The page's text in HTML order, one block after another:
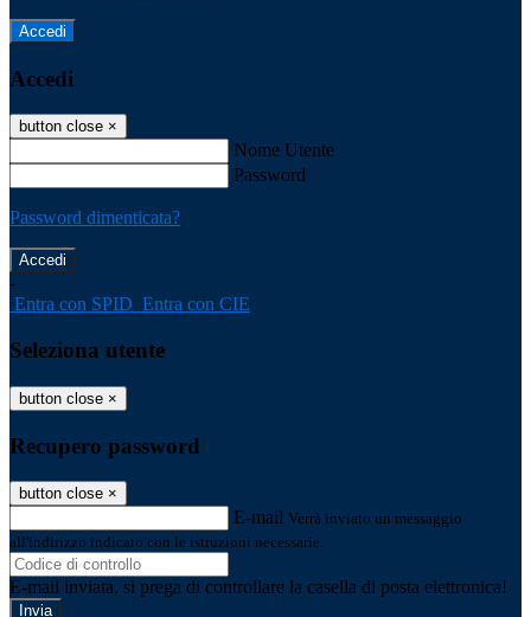
Accedi
Accedi
button close ×
Nome Utente
Password
Password dimenticata?
-
Entra con SPID Entra con CIE
Seleziona utente
button close ×
Recupero password
button close ×
E-mail Verrà inviato un messaggio
all'indirizzo indicato con le istruzioni necessarie.
E-mail inviata, si prega di controllare la casella di posta elettronica!